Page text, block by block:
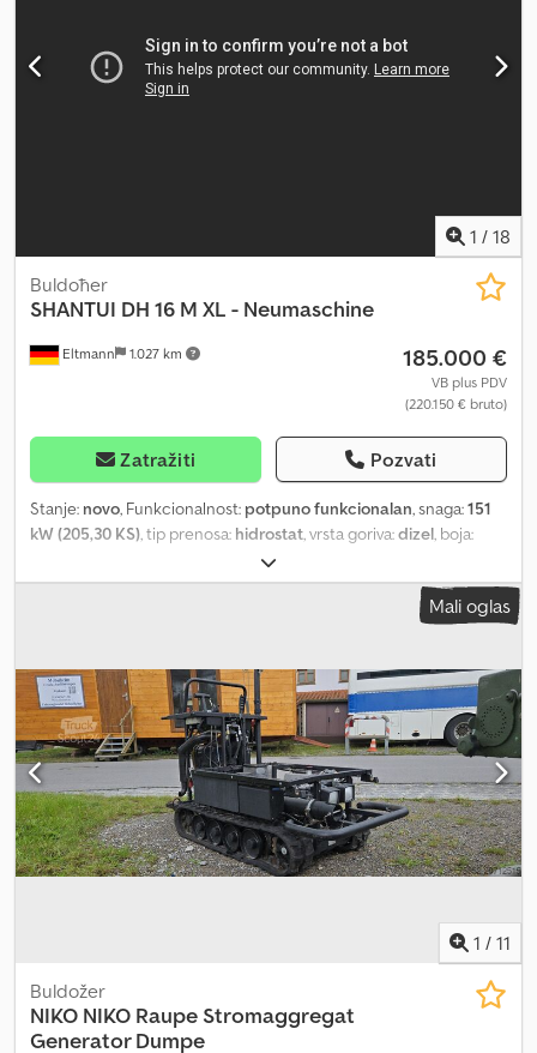
Demonstraciona mašina sa samo 250 radnih sati. Demonstraciona
mašina u stanju kao nova, sa šestostrano podesivim štitnikom (6-
way klappschild) i ripperom sa 3 zuba. Transportna širina: 2.999
1 / 18
Eltmann 1.027 km
Buldoћer
SHANTUI DH 16 M XL - Neumaschine
185.000 €
VB plus PDV
(220.150 € bruto)
Zatražiti Pozvati
Stanje: novo, Funkcionalnost: potpuno funkcionalan, snaga:151
kW (205,30 KS) , tip prenosa: hidrostat , vrsta goriva:dizel , boja:
, radna težina:
pogona:100 procenat, stanje lanca:100 procenat, emisioni
, Godina proizvodnje: 2022,
kabina, klima uređaj, ugrađeni računar, čelične gusenice, Nova
mašina: SHANTUI DH 16 M XL - 6-cilindarski IVECO dizel motor -
Stepen V sa 205 KS - Linde hidrostatika iz Ašafenburga - 6-smerna
radna daska - Transportna širina 2.600 mm - Gusenične ploče 560
mm - preko podvozja - Širina daske 3.305 mm, sklopljena 2.450 mm
Dedpei Rtn Hofx Abpeck - Radna masa 17.665 kg Uključena
fabrička garancija 12 meseci, maksimalno 2.000 sati Vašu mašinu
možete dodatno unaprediti - uz doplatu. Opcije: Uključen
+999 € Produženje garancije 24 meseca/3.000 sati: doplata
Mali oglas
1 / 11
Buldožer
NIKO NIKO Raupe Stromaggregat
Generator Dumpe